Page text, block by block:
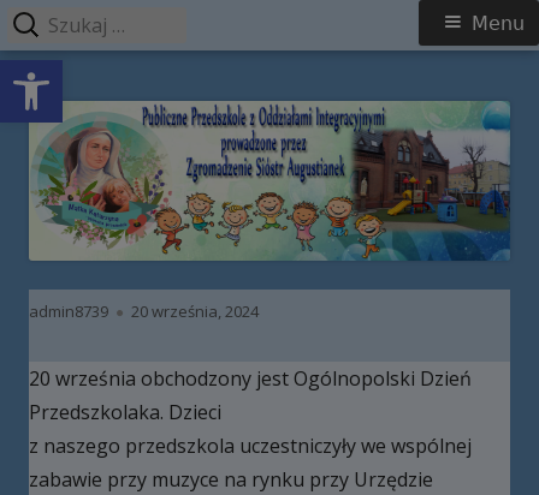
Open toolbar
Przeskocz
treści
Publiczne Przedszkole z Oddziałami
Integracyjnymi prowadzone przez
Zgromadzenie Sióstr Augustianek
Menu
główne
Menu
Autor
admin8739 Opublikowano
20 września, 2024
20 września obchodzony jest Ogólnopolski Dzień
Przedszkolaka. Dzieci
z naszego przedszkola uczestniczyły we wspólnej
zabawie przy muzyce na rynku przy Urzędzie